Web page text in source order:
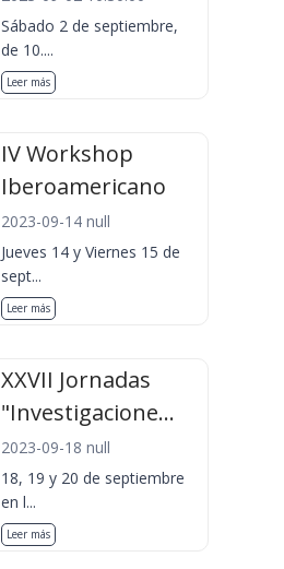
Sábado 2 de septiembre,
de 10....
Leer más
IV Workshop
Iberoamericano
2023-09-14 null
Jueves 14 y Viernes 15 de
sept...
Leer más
XXVII Jornadas
"Investigacione...
2023-09-18 null
18, 19 y 20 de septiembre
en l...
Leer más